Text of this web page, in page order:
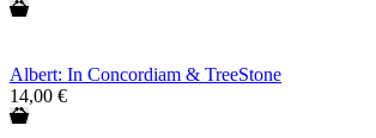
Albert: In Concordiam & TreeStone
14,00 €